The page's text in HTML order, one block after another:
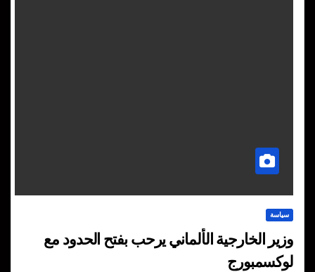
سياسة
وزير الخارجية الألماني يرحب بفتح الحدود مع
لوكسمبورج